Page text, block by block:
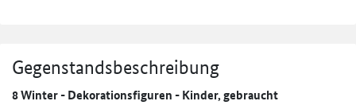
Gegenstandsbeschreibung
8 Winter - Dekorationsfiguren - Kinder, gebraucht